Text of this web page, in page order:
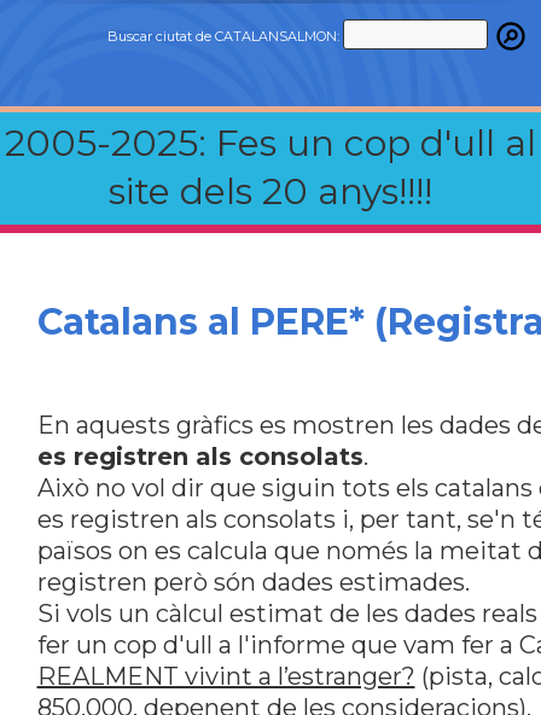
Buscar ciutat de CATALANSALMON:
2005-2025: Fes un cop d'ull al
site dels 20 anys!!!!
Catalans al PERE*
En aquests gràfics es mostren les dades
es registren als consolats.
Això no vol dir que siguin tots els
es registren als consolats i, per tant, se'n
països on es calcula que només la meitat
registren però són dades estimades.
Si vols un càlcul estimat de les dades
fer un cop d'ull a l'informe que vam fer a
REALMENT vivint a l’estranger? (pista,
850.000, depenent de les consideracions).